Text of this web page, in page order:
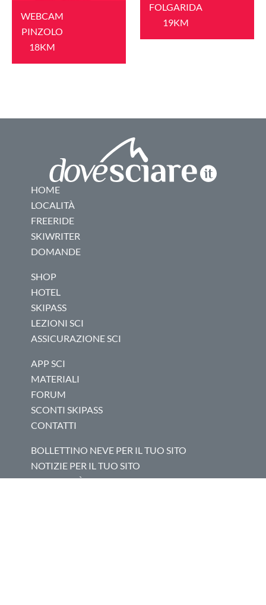
WEBCAM
PINZOLO
18KM
FOLGARIDA
19KM
HOME
LOCALITÀ
FREERIDE
SKIWRITER
DOMANDE
SHOP
HOTEL
SKIPASS
LEZIONI SCI
ASSICURAZIONE SCI
APP SCI
MATERIALI
FORUM
SCONTI SKIPASS
CONTATTI
BOLLETTINO NEVE PER IL TUO SITO
NOTIZIE PER IL TUO SITO
PUBBLICITÀ